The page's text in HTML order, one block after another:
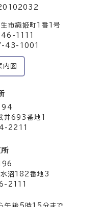
市織姫町1番1号
46-1111
43-1001
内図
井693番地1
2211
水沼182番地3
2111